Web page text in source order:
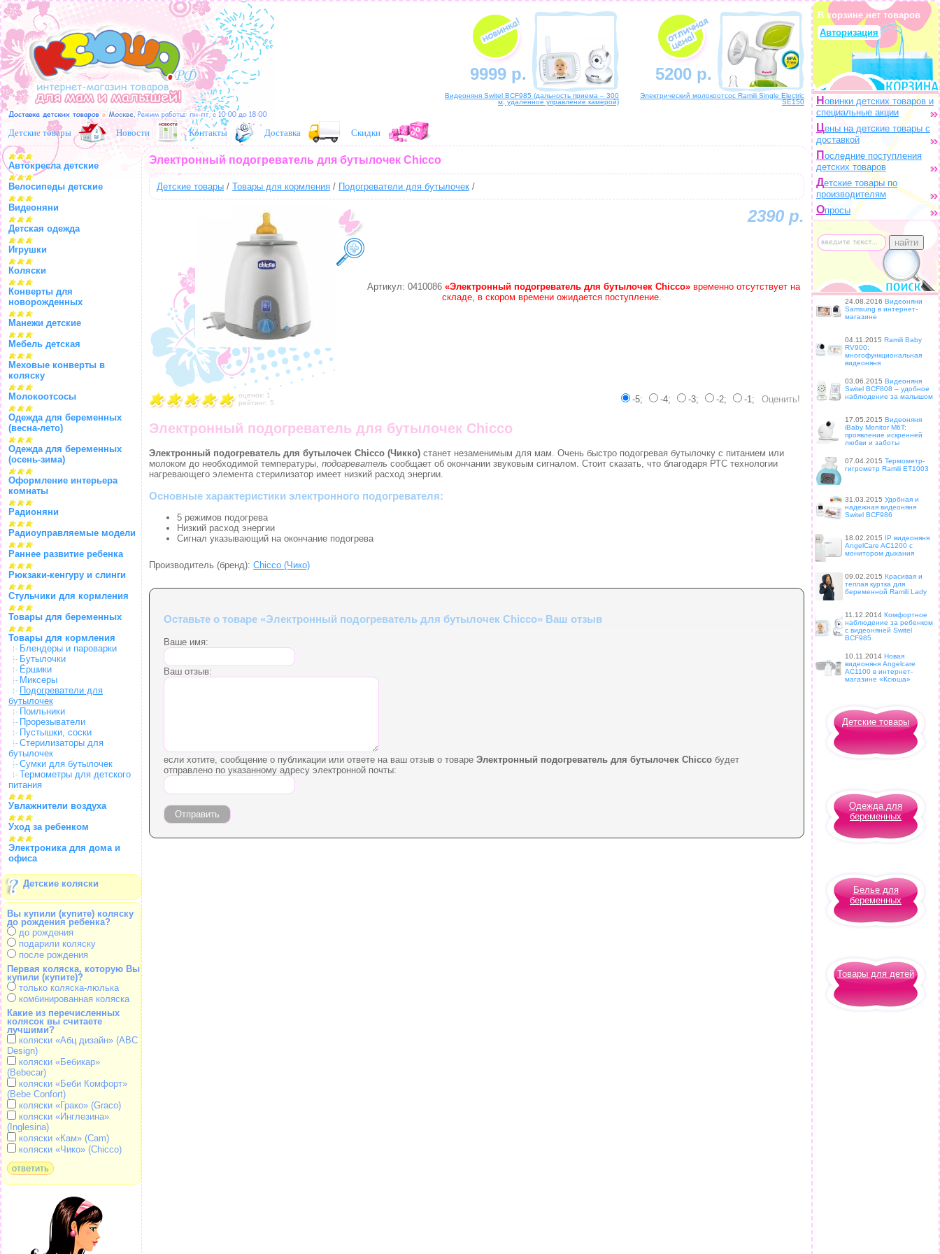
9999 р.
Видеоняня Switel BCF985 (дальность приема – 300
м, удаленное управление камерой)
5200 р.
Электрический молокоотсос Ramili Single Electric
SE150
Детские товары Новости Контакты Доставка Скидки
В корзине нет товаров
Авторизация
Н овинки детских товаров и
специальные акции
Цены на детские товары с
доставкой
П оследние поступления
детских товаров
Детские товары по
производителям
Опросы
24.08.2016 Видеоняни
Samsung в интернет-
магазине
04.11.2015 Ramili Baby
RV900:
многофункциональная
видеоняня
03.06.2015 Видеоняня
Switel BCF808 – удобное
наблюдение за малышом
17.05.2015 Видеоняня
iBaby Monitor M6T:
проявление искренней
любви и заботы
07.04.2015 Термометр-
гигрометр Ramili ET1003
31.03.2015 Удобная и
надежная видеоняня
Switel BCF986
18.02.2015 IP видеоняня
AngelCare AC1200 с
монитором дыхания
09.02.2015 Красивая и
теплая куртка для
беременной Ramili Lady
11.12.2014 Комфортное
наблюдение за ребенком
с видеоняней Switel
BCF985
10.11.2014 Новая
видеоняня Angelcare
AC1100 в интернет-
магазине «Ксюша»
Детские товары
Одежда для
беременных
Белье для
беременных
Товары для детей
Автокресла детские
Велосипеды детские
Видеоняни
Детская одежда
Игрушки
Коляски
Конверты для
новорожденных
Манежи детские
Мебель детская
Меховые конверты в
коляску
Молокоотсосы
Одежда для беременных
(весна-лето)
Одежда для беременных
(осень-зима)
Оформление интерьера
комнаты
Радионяни
Радиоуправляемые модели
Раннее развитие ребенка
Рюкзаки-кенгуру и слинги
Стульчики для кормления
Товары для беременных
Товары для кормления
Блендеры и пароварки
Бутылочки
Ёршики
Миксеры
Подогреватели для
бутылочек
Поильники
Прорезыватели
Пустышки, соски
Стерилизаторы для
бутылочек
Сумки для бутылочек
Термометры для детского
питания
Увлажнители воздуха
Уход за ребенком
Электроника для дома и
офиса
Детские коляски
Вы купили (купите) коляску
до рождения ребенка?
до рождения
подарили коляску
после рождения
Первая коляска, которую Вы
купили (купите)?
только коляска-люлька
комбинированная коляска
Какие из перечисленных
колясок вы считаете
лучшими?
коляски «Абц дизайн» (ABC
Design)
коляски «Бебикар»
(Bebecar)
коляски «Беби Комфорт»
(Bebe Confort)
коляски «Грако» (Graco)
коляски «Инглезина»
(Inglesina)
коляски «Кам» (Cam)
коляски «Чико» (Chicco)
Электронный подогреватель для бутылочек Chicco
Детские товары / Товары для кормления / Подогреватели для бутылочек /
2390 р.
Артикул: 0410086 «Электронный подогреватель для бутылочек Chicco» временно отсутствует на
складе, в скором времени ожидается поступление.
оценок: 1
рейтинг: 5
-5; -4; -3; -2; -1;
Электронный подогреватель для бутылочек Chicco
Электронный подогреватель для бутылочек Chicco (Чикко) станет незаменимым для мам. Очень быстро подогревая бутылочку с питанием или
молоком до необходимой температуры, подогреватель сообщает об окончании звуковым сигналом. Стоит сказать, что благодаря РТС технологии
нагревающего элемента стерилизатор имеет низкий расход энергии.
Основные характеристики электронного подогревателя:
5 режимов подогрева
Низкий расход энергии
Сигнал указывающий на окончание подогрева
Производитель (бренд): Chicco (Чико)
Оставьте о товаре «Электронный подогреватель для бутылочек Chicco» Ваш отзыв
Ваше имя:
Ваш отзыв:
если хотите, сообщение о публикации или ответе на ваш отзыв о товаре Электронный подогреватель для бутылочек Chicco будет
отправлено по указанному адресу электронной почты: